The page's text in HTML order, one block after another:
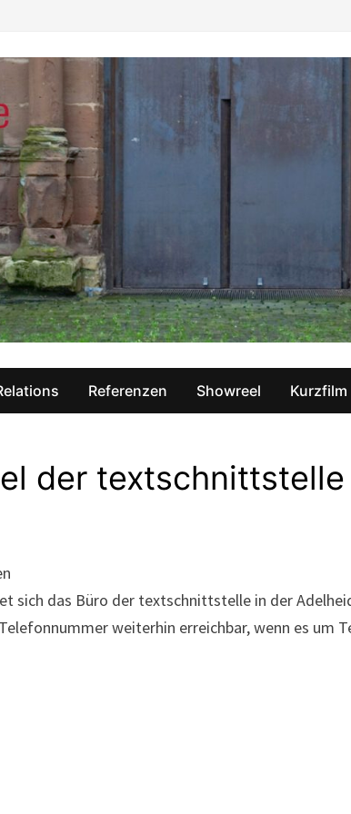
Referenzen Showreel Kurzfilm
der textschnittstelle
sich das Büro der textschnittstelle in der
weiterhin erreichbar, wenn es um